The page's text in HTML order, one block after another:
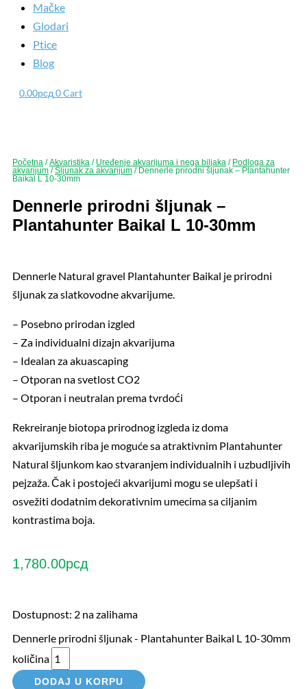
Mačke
Glodari
Ptice
Blog
0.00рсд 0Cart
Početna /Akvaristika / Uređenje akvarijuma i nega biljaka / Podloga za
akvarijum /Šljunak za akvarijum / Dennerle prirodni šljunak – Plantahunter
Baikal L 10-30mm
Dennerle prirodni šljunak –
Plantahunter Baikal L 10-30mm
Dennerle Natural gravel Plantahunter Baikal je prirodni
šljunak za slatkovodne akvarijume.
– Posebno prirodan izgled
– Za individualni dizajn akvarijuma
– Idealan za akuascaping
– Otporan na svetlost CO2
– Otporan i neutralan prema tvrdoći
Rekreiranje biotopa prirodnog izgleda iz doma
akvarijumskih riba je moguće sa atraktivnim Plantahunter
Natural šljunkom kao stvaranjem individualnih i uzbudljivih
pejzaža. Čak i postojeći akvarijumi mogu se ulepšati i
osvežiti dodatnim dekorativnim umecima sa ciljanim
kontrastima boja.
1,780.00рсд
Dostupnost: 2 na zalihama
Dennerle prirodni šljunak - Plantahunter Baikal L 10-30mm
količina
DODAJ U KORPU